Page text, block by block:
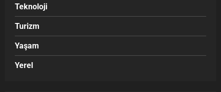
Teknoloji
Turizm
Yaşam
Yerel